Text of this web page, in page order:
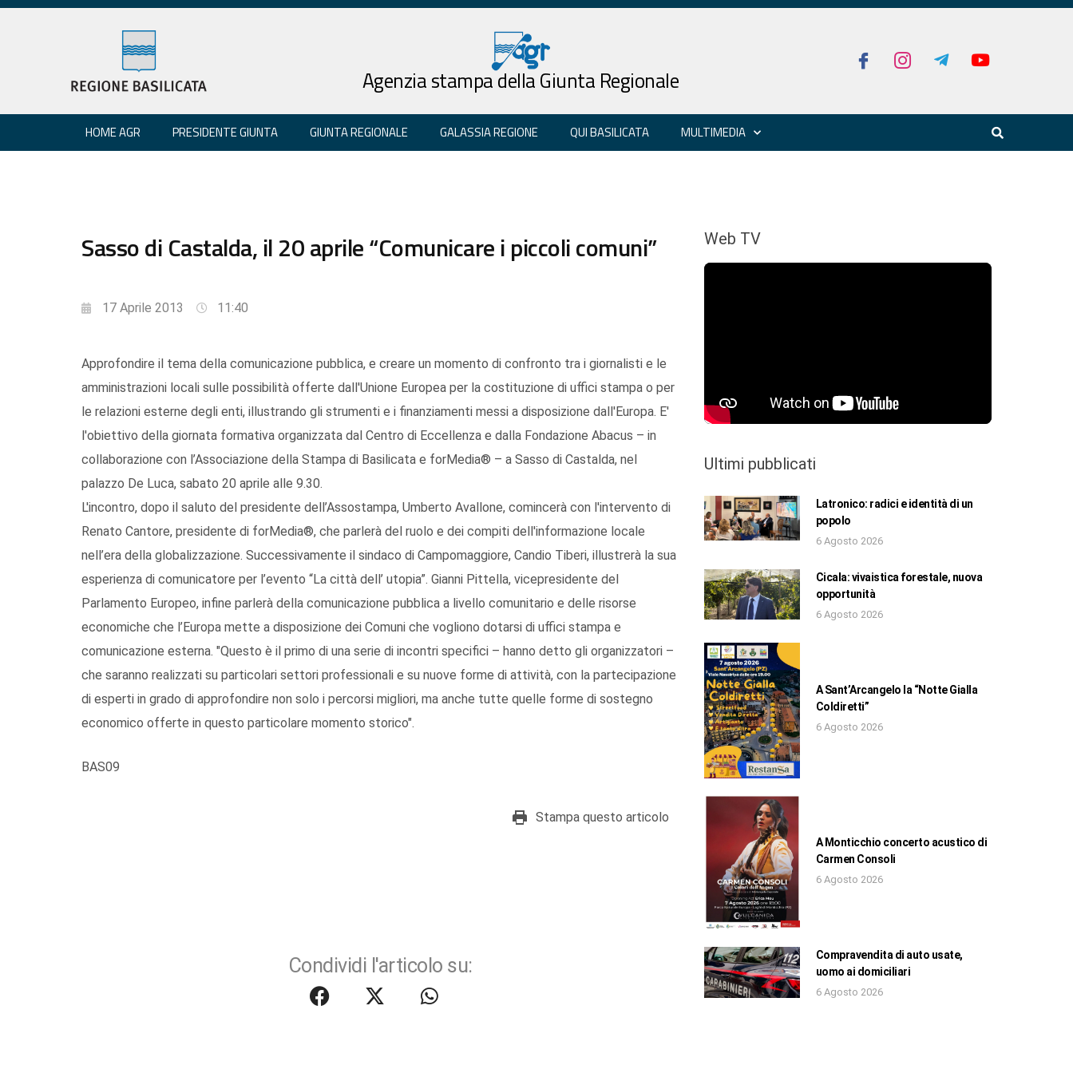
Agenzia stampa della Giunta Regionale
HOME AGR PRESIDENTE GIUNTA GIUNTA REGIONALE GALASSIA REGIONE QUI BASILICATA MULTIMEDIA
Sasso di Castalda, il 20 aprile “Comunicare i piccoli comuni”
17 Aprile 2013 11:40
Approfondire il tema della comunicazione pubblica, e creare un momento di confronto tra i giornalisti e le
amministrazioni locali sulle possibilità offerte dall'Unione Europea per la costituzione di uffici stampa o per
le relazioni esterne degli enti, illustrando gli strumenti e i finanziamenti messi a disposizione dall'Europa. E'
l'obiettivo della giornata formativa organizzata dal Centro di Eccellenza e dalla Fondazione Abacus – in
collaborazione con l’Associazione della Stampa di Basilicata e forMedia® – a Sasso di Castalda, nel
palazzo De Luca, sabato 20 aprile alle 9.30.
L'incontro, dopo il saluto del presidente dell’Assostampa, Umberto Avallone, comincerà con l'intervento di
Renato Cantore, presidente di forMedia®, che parlerà del ruolo e dei compiti dell'informazione locale
nell’era della globalizzazione. Successivamente il sindaco di Campomaggiore, Candio Tiberi, illustrerà la sua
esperienza di comunicatore per l’evento “La città dell’ utopia”. Gianni Pittella, vicepresidente del
Parlamento Europeo, infine parlerà della comunicazione pubblica a livello comunitario e delle risorse
economiche che l’Europa mette a disposizione dei Comuni che vogliono dotarsi di uffici stampa e
comunicazione esterna. "Questo è il primo di una serie di incontri specifici – hanno detto gli organizzatori –
che saranno realizzati su particolari settori professionali e su nuove forme di attività, con la partecipazione
di esperti in grado di approfondire non solo i percorsi migliori, ma anche tutte quelle forme di sostegno
economico offerte in questo particolare momento storico".
BAS09
Stampa questo articolo
Condividi l'articolo su:
Web TV
Ultimi pubblicati
Latronico: radici e identità di un
popolo
6 Agosto 2026
Cicala: vivaistica forestale, nuova
opportunità
6 Agosto 2026
A Sant’Arcangelo la “Notte Gialla
Coldiretti”
6 Agosto 2026
A Monticchio concerto acustico di
Carmen Consoli
6 Agosto 2026
Compravendita di auto usate,
uomo ai domiciliari
6 Agosto 2026